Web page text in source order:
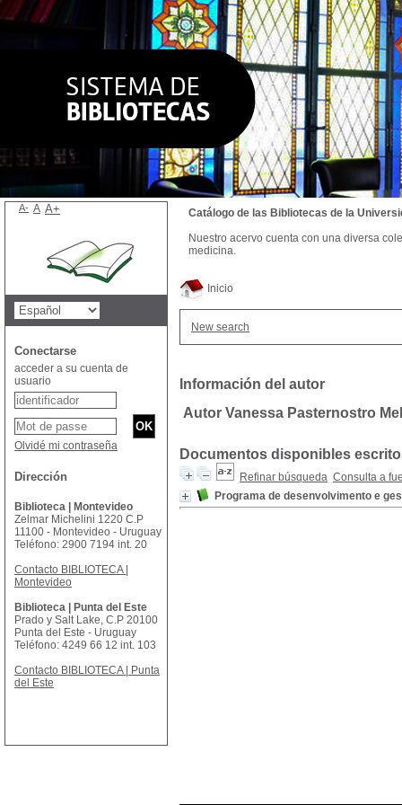
Inicio
New search
Información del autor
Autor Vanessa Pasternostro
Documentos disponibles
Refinar búsqueda Consulta a
Programa de desenvolvimento e
Catálogo de las Bibliotecas de la
Nuestro acervo cuenta con una diversa
medicina.
A- A A+
Conectarse
acceder a su cuenta de
usuario
Olvidé mi contraseña
Dirección
Biblioteca | Montevideo
Zelmar Michelini 1220 C.P
11100 - Montevideo - Uruguay
Teléfono: 2900 7194 int. 20
Contacto BIBLIOTECA |
Montevideo
Biblioteca | Punta del Este
Prado y Salt Lake, C.P 20100
Punta del Este - Uruguay
Teléfono: 4249 66 12 int. 103
Contacto BIBLIOTECA | Punta
del Este